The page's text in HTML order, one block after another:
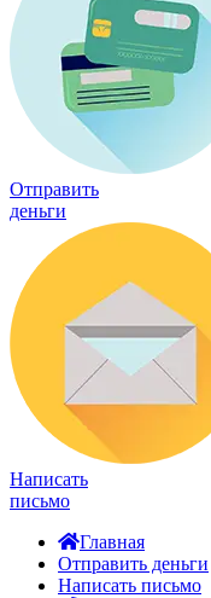
Отправить
деньги
Написать
письмо
Главная
Отправить деньги
Написать письмо